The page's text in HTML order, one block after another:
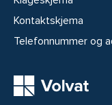
Kontaktskjema
Telefonnummer og